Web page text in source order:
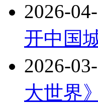
2026-
开中国
2026-
大世界